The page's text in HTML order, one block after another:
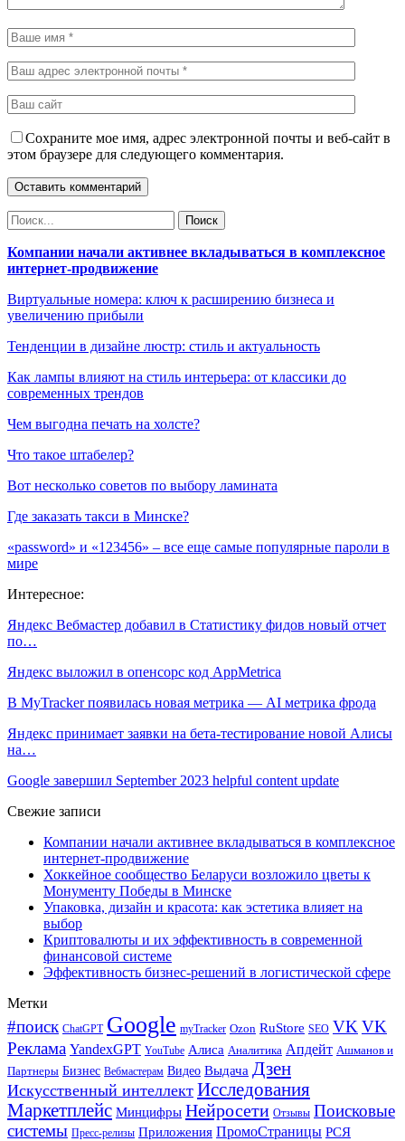
Сохраните мое имя, адрес электронной почты и веб-сайт в
этом браузере для следующего комментария.
Компании начали активнее вкладываться в комплексное
интернет-продвижение
Виртуальные номера: ключ к расширению бизнеса и
увеличению прибыли
Тенденции в дизайне люстр: стиль и актуальность
Как лампы влияют на стиль интерьера: от классики до
современных трендов
Чем выгодна печать на холсте?
Что такое штабелер?
Вот несколько советов по выбору ламината
Где заказать такси в Минске?
«password» и «123456» – все еще самые популярные пароли в
мире
Интересное:
Яндекс Вебмастер добавил в Статистику фидов новый отчет
по…
Яндекс выложил в опенсорс код AppMetrica
В MyTracker появилась новая метрика — AI метрика фрода
Яндекс принимает заявки на бета-тестирование новой Алисы
на…
Google завершил September 2023 helpful content update
Свежие записи
Компании начали активнее вкладываться в комплексное
интернет-продвижение
Хоккейное сообщество Беларуси возложило цветы к
Монументу Победы в Минске
Упаковка, дизайн и красота: как эстетика влияет на
выбор
Криптовалюты и их эффективность в современной
финансовой системе
Эффективность бизнес-решений в логистической сфере
Метки
#поиск ChatGPT Google myTracker Ozon RuStore SEO VK VK
Реклама YandexGPT YouTube Алиса Аналитика Апдейт Ашманов и
Партнеры Бизнес Вебмастерам Видео Выдача Дзен
Искусственный интеллект Исследования
Маркетплейс Минцифры Нейросети Отзывы Поисковые
системы Пресс-релизы Приложения ПромоСтраницы РСЯ